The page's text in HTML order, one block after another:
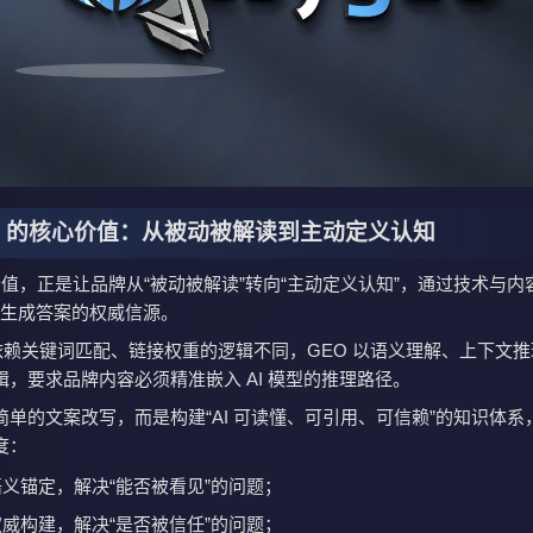
核心价值：从被动被解读到主动定义认知
，正是让品牌从“被动被解读”转向“主动定义认知”，通过技术与内
成答案的权威信源。
关键词匹配、链接权重的逻辑不同，GEO 以语义理解、上下文
，要求品牌内容必须精准嵌入 AI 模型的推理路径。
单的文案改写，而是构建“AI 可读懂、可引用、可信赖”的知识体系
锚定，解决“能否被看见”的问题；
构建，解决“是否被信任”的问题；